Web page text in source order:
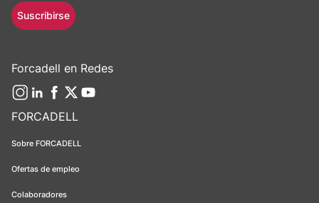
FORCADELL
Sobre FORCADELL
Ofertas de empleo
Colaboradores
Suscribirse
Forcadell en Redes